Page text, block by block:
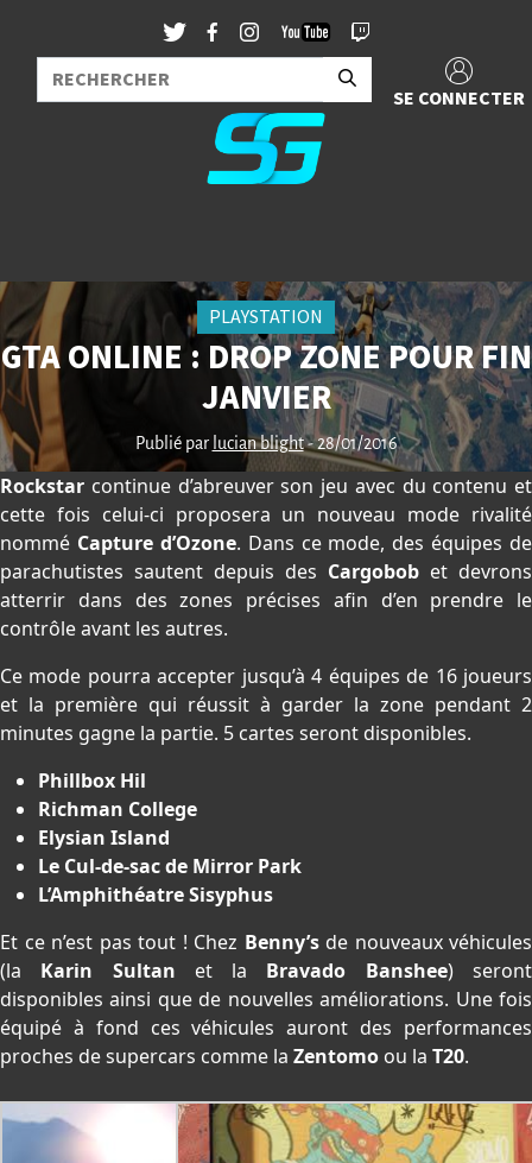
SE CONNECTER
PLAYSTATION
GTA ONLINE : DROP ZONE POUR FIN
JANVIER
Publié par lucian blight- 28/01/2016
Rockstar continue d’abreuver son jeu avec du contenu et
cette fois celui-ci proposera un nouveau mode rivalité
nommé Capture d’Ozone. Dans ce mode, des équipes de
parachutistes sautent depuis des Cargobob et devrons
atterrir dans des zones précises afin d’en prendre le
contrôle avant les autres.
Ce mode pourra accepter jusqu’à 4 équipes de 16 joueurs
et la première qui réussit à garder la zone pendant 2
minutes gagne la partie. 5 cartes seront disponibles.
Phillbox Hil
Richman College
Elysian Island
Le Cul-de-sac de Mirror Park
L’Amphithéatre Sisyphus
Et ce n’est pas tout ! Chez Benny’sde nouveaux véhicules
(la Karin Sultan et la Bravado Banshee) seront
disponibles ainsi que de nouvelles améliorations. Une fois
équipé à fond ces véhicules auront des performances
proches de supercars comme la Zentomo ou la T20.